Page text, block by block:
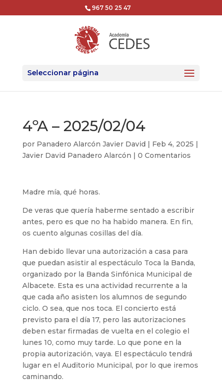
967 50 25 47
Seleccionar página
4ºA – 2025/02/04
por Panadero Alarcón Javier David | Feb 4, 2025 |
Javier David Panadero Alarcón | 0 Comentarios
Madre mía, qué horas.
De veras que quería haberme sentado a escribir
antes, pero es que no ha habido manera. En fin,
os cuento algunas cosillas del día.
Han debido llevar una autorización a casa para
que puedan asistir al espectáculo Toca la Banda,
organizado por la Banda Sinfónica Municipal de
Albacete. Esta es una actividad recurrente a la
que cada año asisten los alumnos de segundo
ciclo. O sea, que nos toca. El concierto está
previsto para el día 17, pero las autorizaciones
deben estar firmadas de vuelta en el colegio el
lunes 10, como muy tarde. Lo que pone en la
propia autorización, vaya. El espectáculo tendrá
lugar en el Auditorio Municipal, por lo que iremos
caminando.